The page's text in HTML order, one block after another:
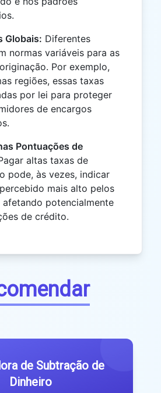
Globais: Diferentes
normas variáveis para as
Por exemplo,
regiões, essas taxas
por lei para proteger
de encargos
Pontuações de
altas taxas de
pode, às vezes, indicar
mais alto pelos
afetando potencialmente
de crédito.
de Subtração de
Dinheiro